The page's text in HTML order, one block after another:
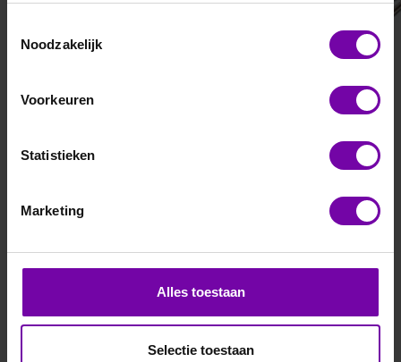
Noodzakelijk
Voorkeuren
Statistieken
Marketing
Alles toestaan
Selectie toestaan
Relatieve vochtigheid
Luchtvochtigheid wordt vrijwel altijd uitgedrukt in relatieve
vochtigheid. Dit is de absolute vochtigheid van de lucht